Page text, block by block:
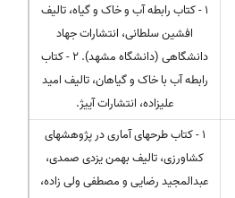
1 - کتاب رابطه آب و خاک و گیاه، تالیف
افشین سلطانی، انتشارات جهاد
دانشگاهی (دانشگاه مشهد). 2 - کتاب
رابطه آب با خاک و گیاهان، تالیف امید
علیزاده، انتشارات آییژ.
1 - کتاب طرحهای آماری در پژوهشهای
کشاورزی، تالیف بهمن یزدی صمدی،
عبدالمجید رضایی و مصطفی ولی زاده،